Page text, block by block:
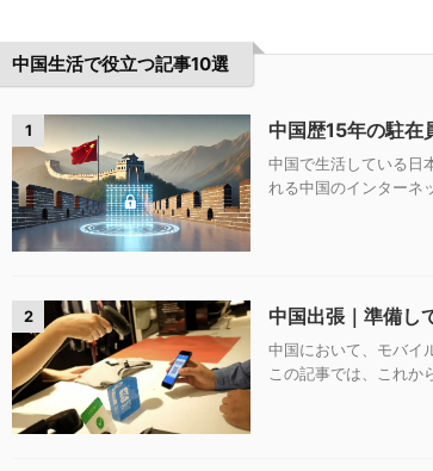
中国生活で役立つ記事10選
1 中国歴15年の駐在
中国で生活している日
れる中国のインターネ
2 中国出張｜準備し
中国において、モバイ
この記事では、これか